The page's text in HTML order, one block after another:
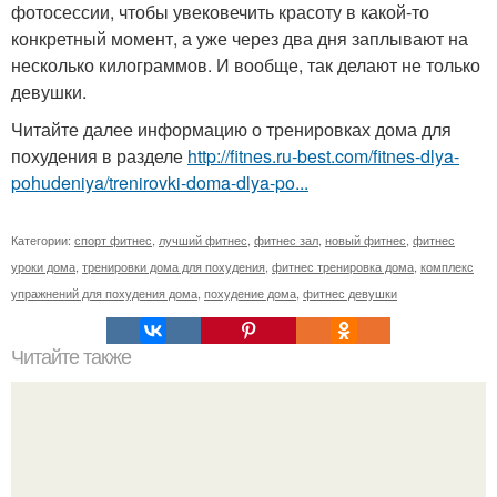
фотосессии, чтобы увековечить красоту в какой-то
конкретный момент, а уже через два дня заплывают на
несколько килограммов. И вообще, так делают не только
девушки.
Читайте далее информацию о тренировках дома для
похудения в разделе http://fitnes.ru-best.com/fitnes-dlya-
pohudeniya/trenirovki-doma-dlya-po...
Категории: спорт фитнес лучший фитнес фитнес зал новый фитнес фитнес
уроки дома тренировки дома для похудения фитнес тренировка дома комплекс
упражнений для похудения дома похудение дома фитнес девушки
Читайте также